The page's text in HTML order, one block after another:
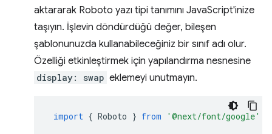
aktararak Roboto yazı tipi tanımını JavaScript'inize
taşıyın. İşlevin döndürdüğü değer, bileşen
şablonunuzda kullanabileceğiniz bir sınıf adı olur.
Özelliği etkinleştirmek için yapılandırma nesnesine
display: swap eklemeyi unutmayın.
import { Roboto } from '@next/font/google'